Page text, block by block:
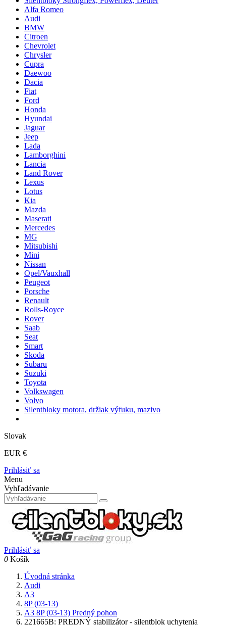
Alfa Romeo
Audi
BMW
Citroen
Chevrolet
Chrysler
Cupra
Daewoo
Dacia
Fiat
Ford
Honda
Hyundai
Jaguar
Jeep
Lada
Lamborghini
Lancia
Land Rover
Lexus
Lotus
Kia
Mazda
Maserati
Mercedes
MG
Mitsubishi
Mini
Nissan
Opel/Vauxhall
Peugeot
Porsche
Renault
Rolls-Royce
Rover
Saab
Seat
Smart
Skoda
Subaru
Suzuki
Toyota
Volkswagen
Volvo
Silentbloky motora, držiak výfuku, mazivo
Slovak
EUR €
Prihlásiť sa
Menu
Vyhľadávanie
Prihlásiť sa
0 Košík
Úvodná stránka
Audi
A3
8P (03-13)
A3 8P (03-13) Predný pohon
221665B: PREDNÝ stabilizátor - silentblok uchytenia